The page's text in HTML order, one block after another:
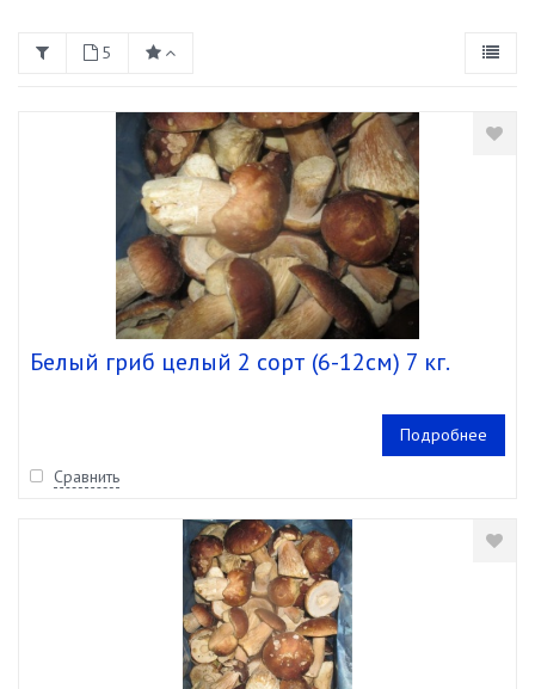
5
Белый гриб целый 2 сорт (6-12см) 7 кг.
Подробнее
Сравнить